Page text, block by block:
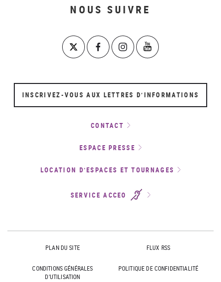
NOUS SUIVRE
INSCRIVEZ-VOUS AUX LETTRES D’INFORMATIONS
CONTACT
ESPACE PRESSE
LOCATION D’ESPACES ET TOURNAGES
SERVICE ACCEO
PLAN DU SITE FLUX RSS
CONDITIONS GÉNÉRALES
D'UTILISATION
POLITIQUE DE CONFIDENTIALITÉ